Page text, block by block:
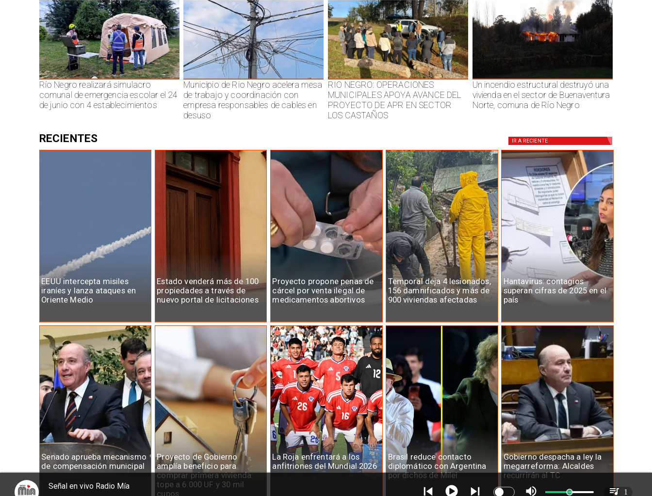
Río Negro realizará simulacro
comunal de emergencia escolar el 24
de junio con 4 establecimientos
Municipio de Rio Negro acelera mesa
de trabajo y coordinación con
empresa responsables de cables en
desuso
RIO NEGRO: OPERACIONES
MUNICIPALES APOYA AVANCE DEL
PROYECTO DE APR EN SECTOR
LOS CASTAÑOS
Un incendio estructural destruyó una
vivienda en el sector de Buenaventura
Norte, comuna de Río Negro
EEUU intercepta misiles
iraníes y lanza ataques en
Oriente Medio
Estado venderá más de 100
propiedades a través de
nuevo portal de licitaciones
Proyecto propone penas de
cárcel por venta ilegal de
medicamentos abortivos
Temporal deja 4 lesionados,
156 damnificados y más de
900 viviendas afectadas
Hantavirus: contagios
superan cifras de 2025 en el
país
Senado aprueba mecanismo
de compensación municipal
Proyecto de Gobierno
amplía beneficio para
comprar primera vivienda:
tope a 6.000 UF y 30 mil
cupos
La Roja enfrentará a los
anfitriones del Mundial 2026
Brasil reduce contacto
diplomático con Argentina
por dichos de Milei
Gobierno despacha a ley la
megarreforma: Alcaldes
recurrirán al TC
RECIENTES IR A RECIENTE
Señal en vivo Radio Mía
1